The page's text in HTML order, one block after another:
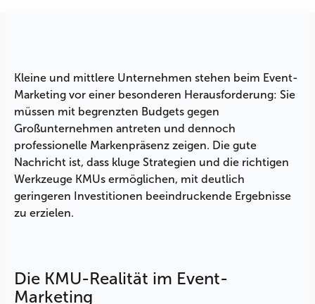
Kleine und mittlere Unternehmen stehen beim Event-
Marketing vor einer besonderen Herausforderung: Sie
müssen mit begrenzten Budgets gegen
Großunternehmen antreten und dennoch
professionelle Markenpräsenz zeigen. Die gute
Nachricht ist, dass kluge Strategien und die richtigen
Werkzeuge KMUs ermöglichen, mit deutlich
geringeren Investitionen beeindruckende Ergebnisse
zu erzielen.
Die KMU-Realität im Event-
Marketing